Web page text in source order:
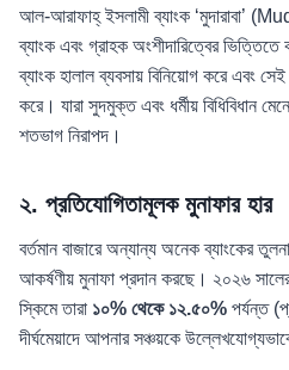
আল-আরাফাহ্ ইসলামী ব্যাংক ‘মুদারাবা’
ব্যাংক এবং গ্রাহক অংশীদারিত্বের
ব্যাংক হালাল ব্যবসায় বিনিয়োগ করে এবং
করে। যারা সুদমুক্ত এবং ধর্মীয় বিধিবিধান
শতভাগ নিরাপদ।
২. প্রতিযোগিতামূলক মুনাফার হার
বর্তমান বাজারে অন্যান্য অনেক ব্যাংকের
আকর্ষণীয় মুনাফা প্রদান করছে। ২০২৬
স্কিমে তারা ১০% থেকে ১২.৫০% পর্যন্ত
দীর্ঘমেয়াদে আপনার সঞ্চয়কে